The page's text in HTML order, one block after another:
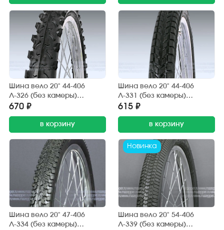
Шина вело 20" 44-406
Л-326 (без камеры)
"ПЕТРОШИНА" (20х1,95)
Аист, Кама, Десна (шип.)
670 ₽
в корзину
Шина вело 20" 44-406
Л-331 (без камеры)
"ПЕТРОШИНА" (20х1,75)
Аист, Кама, Десна
(дорожный)
615 ₽
в корзину
Шина вело 20" 47-406
Л-334 (без камеры)
Новинка
Шина вело 20" 54-406
Л-339 (без камеры)